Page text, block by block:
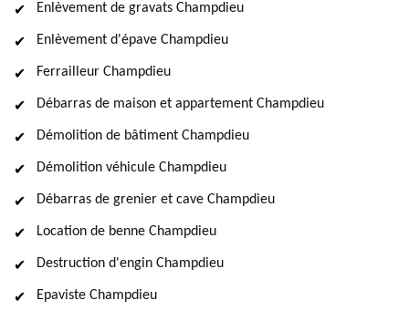
Enlèvement de gravats Champdieu
Enlèvement d'épave Champdieu
Ferrailleur Champdieu
Débarras de maison et appartement Champdieu
Démolition de bâtiment Champdieu
Démolition véhicule Champdieu
Débarras de grenier et cave Champdieu
Location de benne Champdieu
Destruction d'engin Champdieu
Epaviste Champdieu